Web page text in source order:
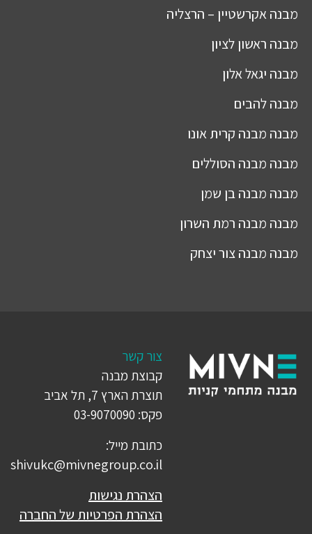
מבנהאקרשטיין – הרצליה
מבנה ראשון לציון
מבנה יגאל אלון
מבנהלהבים
מבנה מבנה קרית אונו
מבנה מבנה הסוללים
מבנה מבנה בן שמן
מבנה מבנה רמת השרון
מבנה מבנה צור יצחק
צור קשר
קבוצת מבנה
תוצרת הארץ 7, תל אביב
פקס: 03-9070090
כתובת מייל:
shivukc@mivnegroup.co.il
הצהרת נגישות
הצהרת הפרטיות של החברה